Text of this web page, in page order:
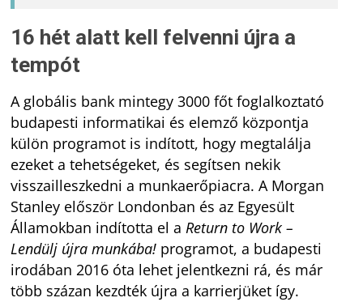
16 hét alatt kell felvenni újra a
tempót
A globális bank mintegy 3000 főt foglalkoztató
budapesti informatikai és elemző központja
külön programot is indított, hogy megtalálja
ezeket a tehetségeket, és segítsen nekik
visszailleszkedni a munkaerőpiacra. A Morgan
Stanley először Londonban és az Egyesült
Államokban indította el aReturn to Work –
Lendülj újra munkába! programot, a budapesti
irodában 2016 óta lehet jelentkezni rá, és már
több százan kezdték újra a karrierjüket így.